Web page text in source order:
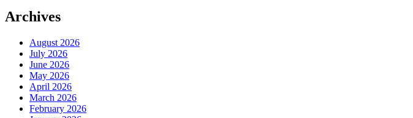
Archives
August 2026
July 2026
June 2026
May 2026
April 2026
March 2026
February 2026